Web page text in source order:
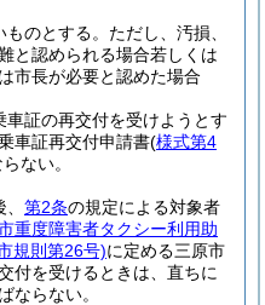
のとする。 ただし、汚損、
と認められる場合若しくは
市長が必要と認めた場合
車証の再交付を受けようとす
車証再交付申請書(様式第4
ない。
第2条の規定による対象者
重度障害者タクシー利用助
規則第26号)に定める三原市
付を受けるときは、直ちに
ならない。